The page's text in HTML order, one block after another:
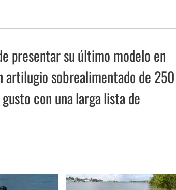
presentar su último modelo en
artilugio sobrealimentado de 250
con una larga lista de